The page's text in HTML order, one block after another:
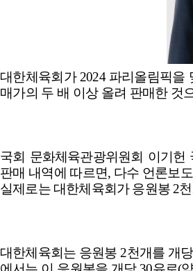
대한체육회가 2024 파리올림픽을
매가의 두 배 이상 올려 판매한 것
국회 문화체육관광위원회 이기헌
판매 내역에 따르면, 다수 언론보
실제로는 대한체육회가 응원봉 2
대한체육회는 응원봉 2천개를 개당